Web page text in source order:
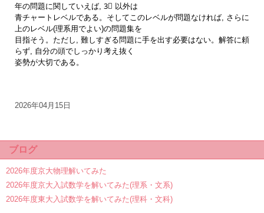
年の問題に関していえば, 3⃣ 以外は
青チャートレベルである。そしてこのレベルが問題なければ, さらに
上のレベル(理系用でよい)の問題集を
目指そう。ただし, 難しすぎる問題に手を出す必要はない。解答に頼
らず, 自分の頭でしっかり考え抜く
姿勢が大切である。
2026年04月15日
ブログ
2026年度京大物理解いてみた
2026年度京大入試数学を解いてみた(理系・文系)
2026年度東大入試数学を解いてみた(理科・文科)